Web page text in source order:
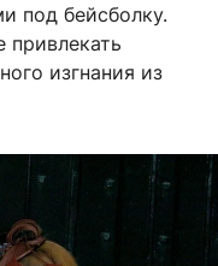
под бейсболку.
привлекать
изгнания из